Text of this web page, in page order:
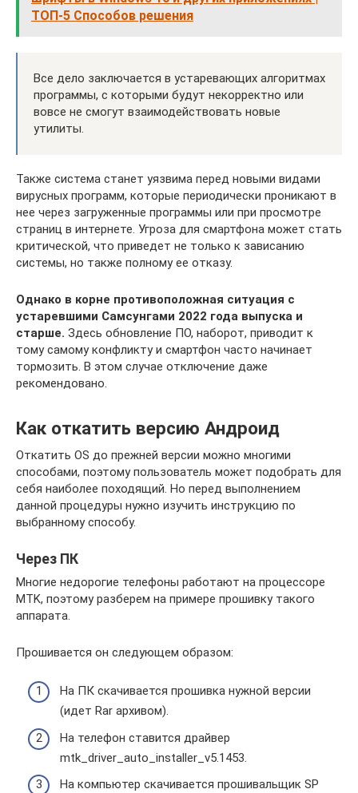
ТОП-5 Способов решения
Все дело заключается в устаревающих алгоритмах
программы, с которыми будут некорректно или
вовсе не смогут взаимодействовать новые
утилиты.
Также система станет уязвима перед новыми видами
вирусных программ, которые периодически проникают в
нее через загруженные программы или при просмотре
страниц в интернете. Угроза для смартфона может стать
критической, что приведет не только к зависанию
системы, но также полному ее отказу.
Однако в корне противоположная ситуация с
устаревшими Самсунгами 2022 года выпуска и
старше. Здесь обновление ПО, наборот, приводит к
тому самому конфликту и смартфон часто начинает
тормозить. В этом случае отключение даже
рекомендовано.
Как откатить версию Андроид
Откатить OS до прежней версии можно многими
способами, поэтому пользователь может подобрать для
себя наиболее походящий. Но перед выполнением
данной процедуры нужно изучить инструкцию по
выбранному способу.
Через ПК
Многие недорогие телефоны работают на процессоре
MTK, поэтому разберем на примере прошивку такого
аппарата.
Прошивается он следующем образом:
На ПК скачивается прошивка нужной версии
(идет Rar архивом).
На телефон ставится драйвер
mtk_driver_auto_installer_v5.1453.
На компьютер скачивается прошивальщик SP